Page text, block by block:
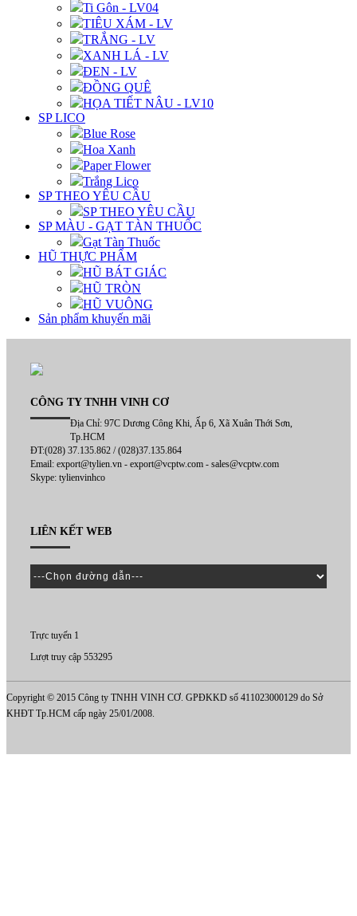
Ti Gôn - LV04
TIÊU XÁM - LV
TRẮNG - LV
XANH LÁ - LV
ĐEN - LV
ĐỒNG QUÊ
HỌA TIẾT NÂU - LV10
SP LICO
Blue Rose
Hoa Xanh
Paper Flower
Trắng Lico
SP THEO YÊU CẦU
SP THEO YÊU CẦU
SP MÀU - GẠT TÀN THUỐC
Gạt Tàn Thuốc
HŨ THỰC PHẨM
HŨ BÁT GIÁC
HŨ TRÒN
HŨ VUÔNG
Sản phẩm khuyến mãi
CÔNG TY TNHH VINH CƠ
Địa Chỉ: 97C Dương Công Khi, Ấp 6, Xã Xuân Thới Sơn,
Tp.HCM
ĐT:(028) 37.135.862 / (028)37.135.864
Email: export@tylien.vn - export@vcptw.com - sales@vcptw.com
Skype: tylienvinhco
LIÊN KẾT WEB
Trực tuyến 1
Lượt truy cập 553295
Copyright © 2015 Công ty TNHH VINH CƠ. GPĐKKD số 411023000129 do Sở
KHĐT Tp.HCM cấp ngày 25/01/2008.